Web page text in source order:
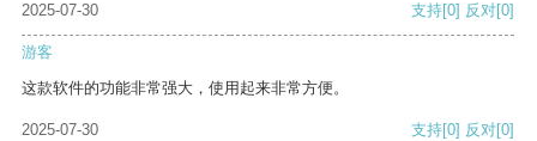
2025-07-30 支持[0] 反对[0]
游客
这款软件的功能非常强大，使用起来非常方便。
2025-07-30 支持[0] 反对[0]